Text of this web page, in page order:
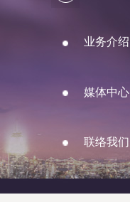
业务介绍
媒体中心
联络我们